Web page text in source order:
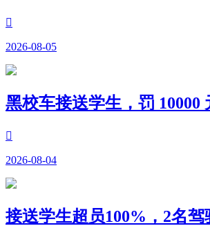

2026-08-05
黑校车接送学生，罚 10000

2026-08-04
接送学生超员100%，2名驾